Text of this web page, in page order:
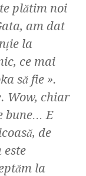
plătim noi
am dat
la
ce mai
să fie ».
Wow, chiar
bune… E
de
este
la